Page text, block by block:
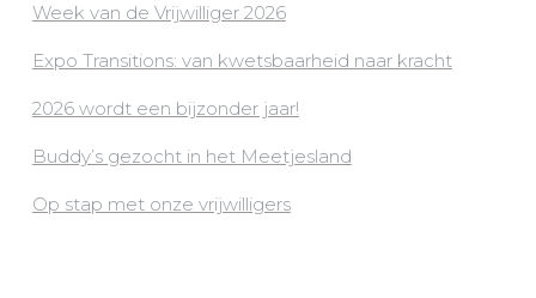
Week van de Vrijwilliger 2026
Expo Transitions: van kwetsbaarheid naar kracht
2026 wordt een bijzonder jaar!
Buddy’s gezocht in het Meetjesland
Op stap met onze vrijwilligers